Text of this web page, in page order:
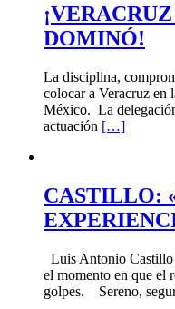
DOMINÓ!
La disciplina,
colocar a Veracruz
México. La
actuación […]
CASTILLO:
Luis Antonio Castillo
el momento en que el
golpes. Sereno,